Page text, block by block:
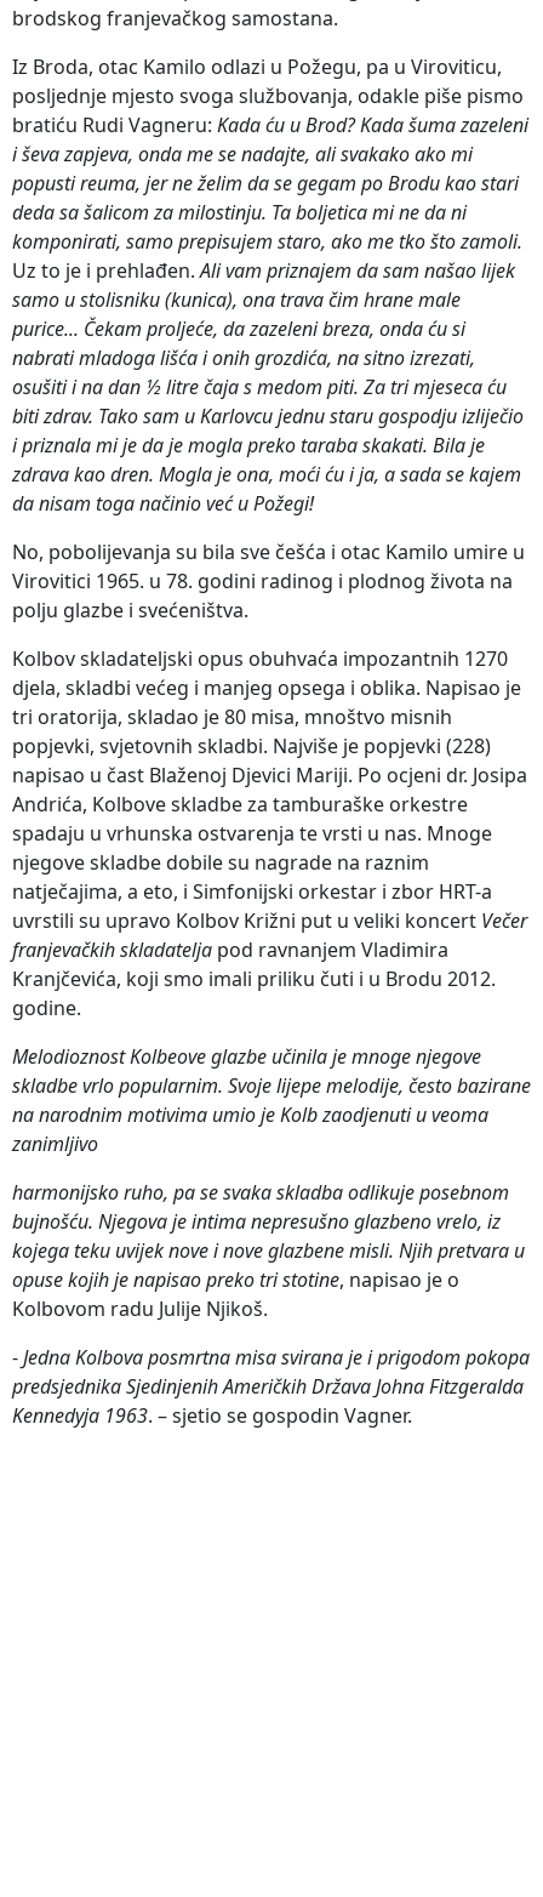
brodskog franjevačkog samostana.
Iz Broda, otac Kamilo odlazi u Požegu, pa u Viroviticu,
posljednje mjesto svoga službovanja, odakle piše pismo
bratiću Rudi Vagneru: Kada ću u Brod? Kada šuma zazeleni
i ševa zapjeva, onda me se nadajte, ali svakako ako mi
popusti reuma, jer ne želim da se gegam po Brodu kao stari
deda sa šalicom za milostinju. Ta boljetica mi ne da ni
komponirati, samo prepisujem staro, ako me tko što zamoli.
Uz to je i prehlađen.Ali vam priznajem da sam našao lijek
samo u stolisniku (kunica), ona trava čim hrane male
purice... Čekam proljeće, da zazeleni breza, onda ću si
nabrati mladoga lišća i onih grozdića, na sitno izrezati,
osušiti i na dan ½ litre čaja s medom piti. Za tri mjeseca ću
biti zdrav. Tako sam u Karlovcu jednu staru gospodju izliječio
i priznala mi je da je mogla preko taraba skakati. Bila je
zdrava kao dren. Mogla je ona, moći ću i ja, a sada se kajem
da nisam toga načinio već u Požegi!
No, pobolijevanja su bila sve češća i otac Kamilo umire u
Virovitici 1965. u 78. godini radinog i plodnog života na
polju glazbe i svećeništva.
Kolbov skladateljski opus obuhvaća impozantnih 1270
djela, skladbi većeg i manjeg opsega i oblika. Napisao je
tri oratorija, skladao je 80 misa, mnoštvo misnih
popjevki, svjetovnih skladbi. Najviše je popjevki (228)
napisao u čast Blaženoj Djevici Mariji. Po ocjeni dr. Josipa
Andrića, Kolbove skladbe za tamburaške orkestre
spadaju u vrhunska ostvarenja te vrsti u nas. Mnoge
njegove skladbe dobile su nagrade na raznim
natječajima, a eto, i Simfonijski orkestar i zbor HRT-a
uvrstili su upravo Kolbov Križni put u veliki koncert Večer
franjevačkih skladatelja pod ravnanjem Vladimira
Kranjčevića, koji smo imali priliku čuti i u Brodu 2012.
godine.
Melodioznost Kolbeove glazbe učinila je mnoge njegove
skladbe vrlo popularnim. Svoje lijepe melodije, često bazirane
na narodnim motivima umio je Kolb zaodjenuti u veoma
zanimljivo
harmonijsko ruho, pa se svaka skladba odlikuje posebnom
bujnošću. Njegova je intima nepresušno glazbeno vrelo, iz
kojega teku uvijek nove i nove glazbene misli. Njih pretvara u
opuse kojih je napisao preko tri stotine, napisao je o
Kolbovom radu Julije Njikoš.
-Jedna Kolbova posmrtna misa svirana je i prigodom pokopa
predsjednika Sjedinjenih Američkih Država Johna Fitzgeralda
Kennedyja 1963. – sjetio se gospodin Vagner.